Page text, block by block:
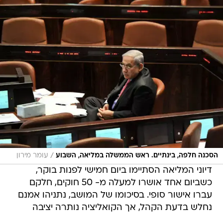
הסכנה חלפה, בינתיים. ראש הממשלה במליאה, השבוע / עומר מירון
דיוני המליאה הסתיימו ביום חמישי לפנות בוקר,
כשביום אחד אושרו למעלה מ- 50 חוקים, חלקם
עברו אישור סופי. בסיכומו של המושב, נתניהו אמנם
נחלש בדעת הקהל, אך הקואליציה נותרה יציבה